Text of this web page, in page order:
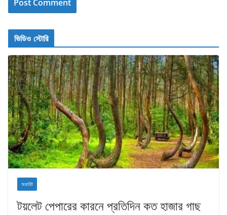
ভিডিও স্টোরি
অফবিট
টয়লেট পেপারের কারনে প্রতিদিন কত হাজার গাছ